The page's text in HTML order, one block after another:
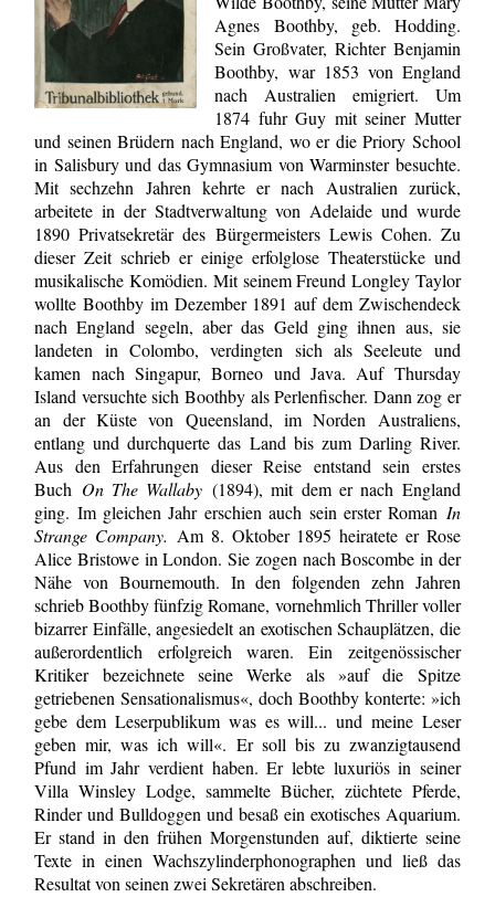
Agnes Boothby, geb. Hodding.
Sein Großvater, Richter Benja­min
Boothby, war 1853 von England
nach Australien emigriert. Um
1874 fuhr Guy mit seiner Mutter
und seinen Brüdern nach England, wo er die Priory School
in Salis­bury und das Gymnasium von Warminster besuchte.
Mit sechzehn Jahren kehrte er nach Australien zurück,
arbeitete in der Stadtverwaltung von Adelaide und wurde
1890 Privatsekretär des Bürgermeisters Lewis Cohen. Zu
dieser Zeit schrieb er einige erfolglose Theaterstücke und
musikalische Komödien. Mit seinem Freund Longley Taylor
wollte Boothby im Dezember 1891 auf dem Zwischendeck
nach England segeln, aber das Geld ging ihnen aus, sie
landeten in Colombo, verdingten sich als Seeleute und
kamen nach Singapur, Borneo und Java. Auf Thursday
Island versuchte sich Boothby als Perlenfischer. Dann zog er
an der Küste von Queensland, im Norden Australiens,
entlang und durchquerte das Land bis zum Darling River.
Aus den Erfahrungen dieser Reise entstand sein erstes
Buch On The Wallaby (1894), mit dem er nach England
ging. Im gleichen Jahr erschien auch sein erster Roman In
Strange Company. Am 8. Oktober 1895 heiratete er Rose
Alice Bristowe in London. Sie zogen nach Boscombe in der
Nähe von Bournemouth. In den folgenden zehn Jahren
schrieb Boothby fünfzig Romane, vornehmlich Thriller voller
bizarrer Ein­fälle, angesiedelt an exotischen Schauplätzen, die
außerordentlich erfolgreich wa­ren. Ein zeitgenössischer
Kritiker bezeichnete seine Werke als »auf die Spitze
getriebenen Sensationalismus«, doch Boothby konterte: »ich
gebe dem Leserpublikum was es will... und meine Leser
geben mir, was ich will«. Er soll bis zu zwanzigtau­send
Pfund im Jahr verdient haben. Er lebte luxuriös in seiner
Villa Winsley Lodge, sammelte Bücher, züchtete Pferde,
Rinder und Bulldoggen und besaß ein exotisches Aquarium.
Er stand in den frühen Morgenstunden auf, diktierte seine
Texte in einen Wachszylinderphonographen und ließ das
Resultat von seinen zwei Sekretären abschreiben.